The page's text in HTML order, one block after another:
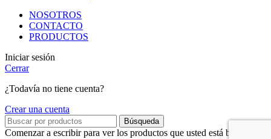
NOSOTROS
CONTACTO
PRODUCTOS
Iniciar sesión
Cerrar
¿Todavía no tiene cuenta?
Crear una cuenta
Búsqueda
Comenzar a escribir para ver los productos que usted está buscando.